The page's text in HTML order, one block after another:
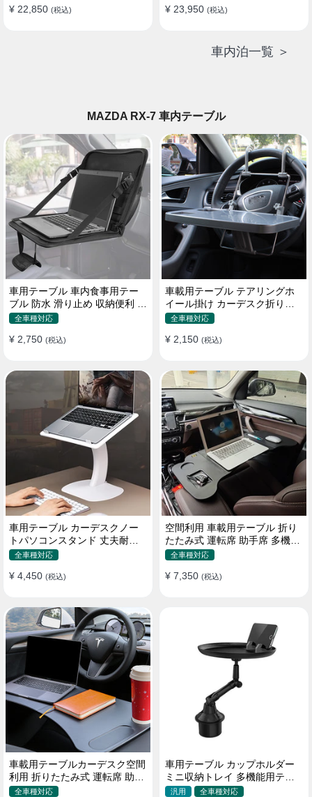
¥ 22,850 (税込)
¥ 23,950 (税込)
車内泊一覧 ＞
MAZDA RX-7 車内テーブル
車用テーブル 車内食事用テー
ブル 防水 滑り止め 収納便利 多
機能ラップトップバッグ
全車種対応
¥ 2,750 (税込)
車載用テーブル テアリングホ
イール掛け カーデスク折りた
たみ式 パソコン 食事 物置
全車種対応
¥ 2,150 (税込)
車用テーブル カーデスクノー
トパソコンスタンド 丈夫耐用
調整可能 車内車外 多機能用
全車種対応
¥ 4,450 (税込)
空間利用 車載用テーブル 折り
たたみ式 運転席 助手席 多機能
パソコン 食事 書き込み
全車種対応
¥ 7,350 (税込)
車載用テーブルカーデスク空間
利用 折りたたみ式 運転席 助手
席 多機能 滑り止め 安定
全車種対応
車用テーブル カップホルダー
ミニ収納トレイ 多機能用テー
ブル 食事 物置き用 高品質
汎用 全車種対応